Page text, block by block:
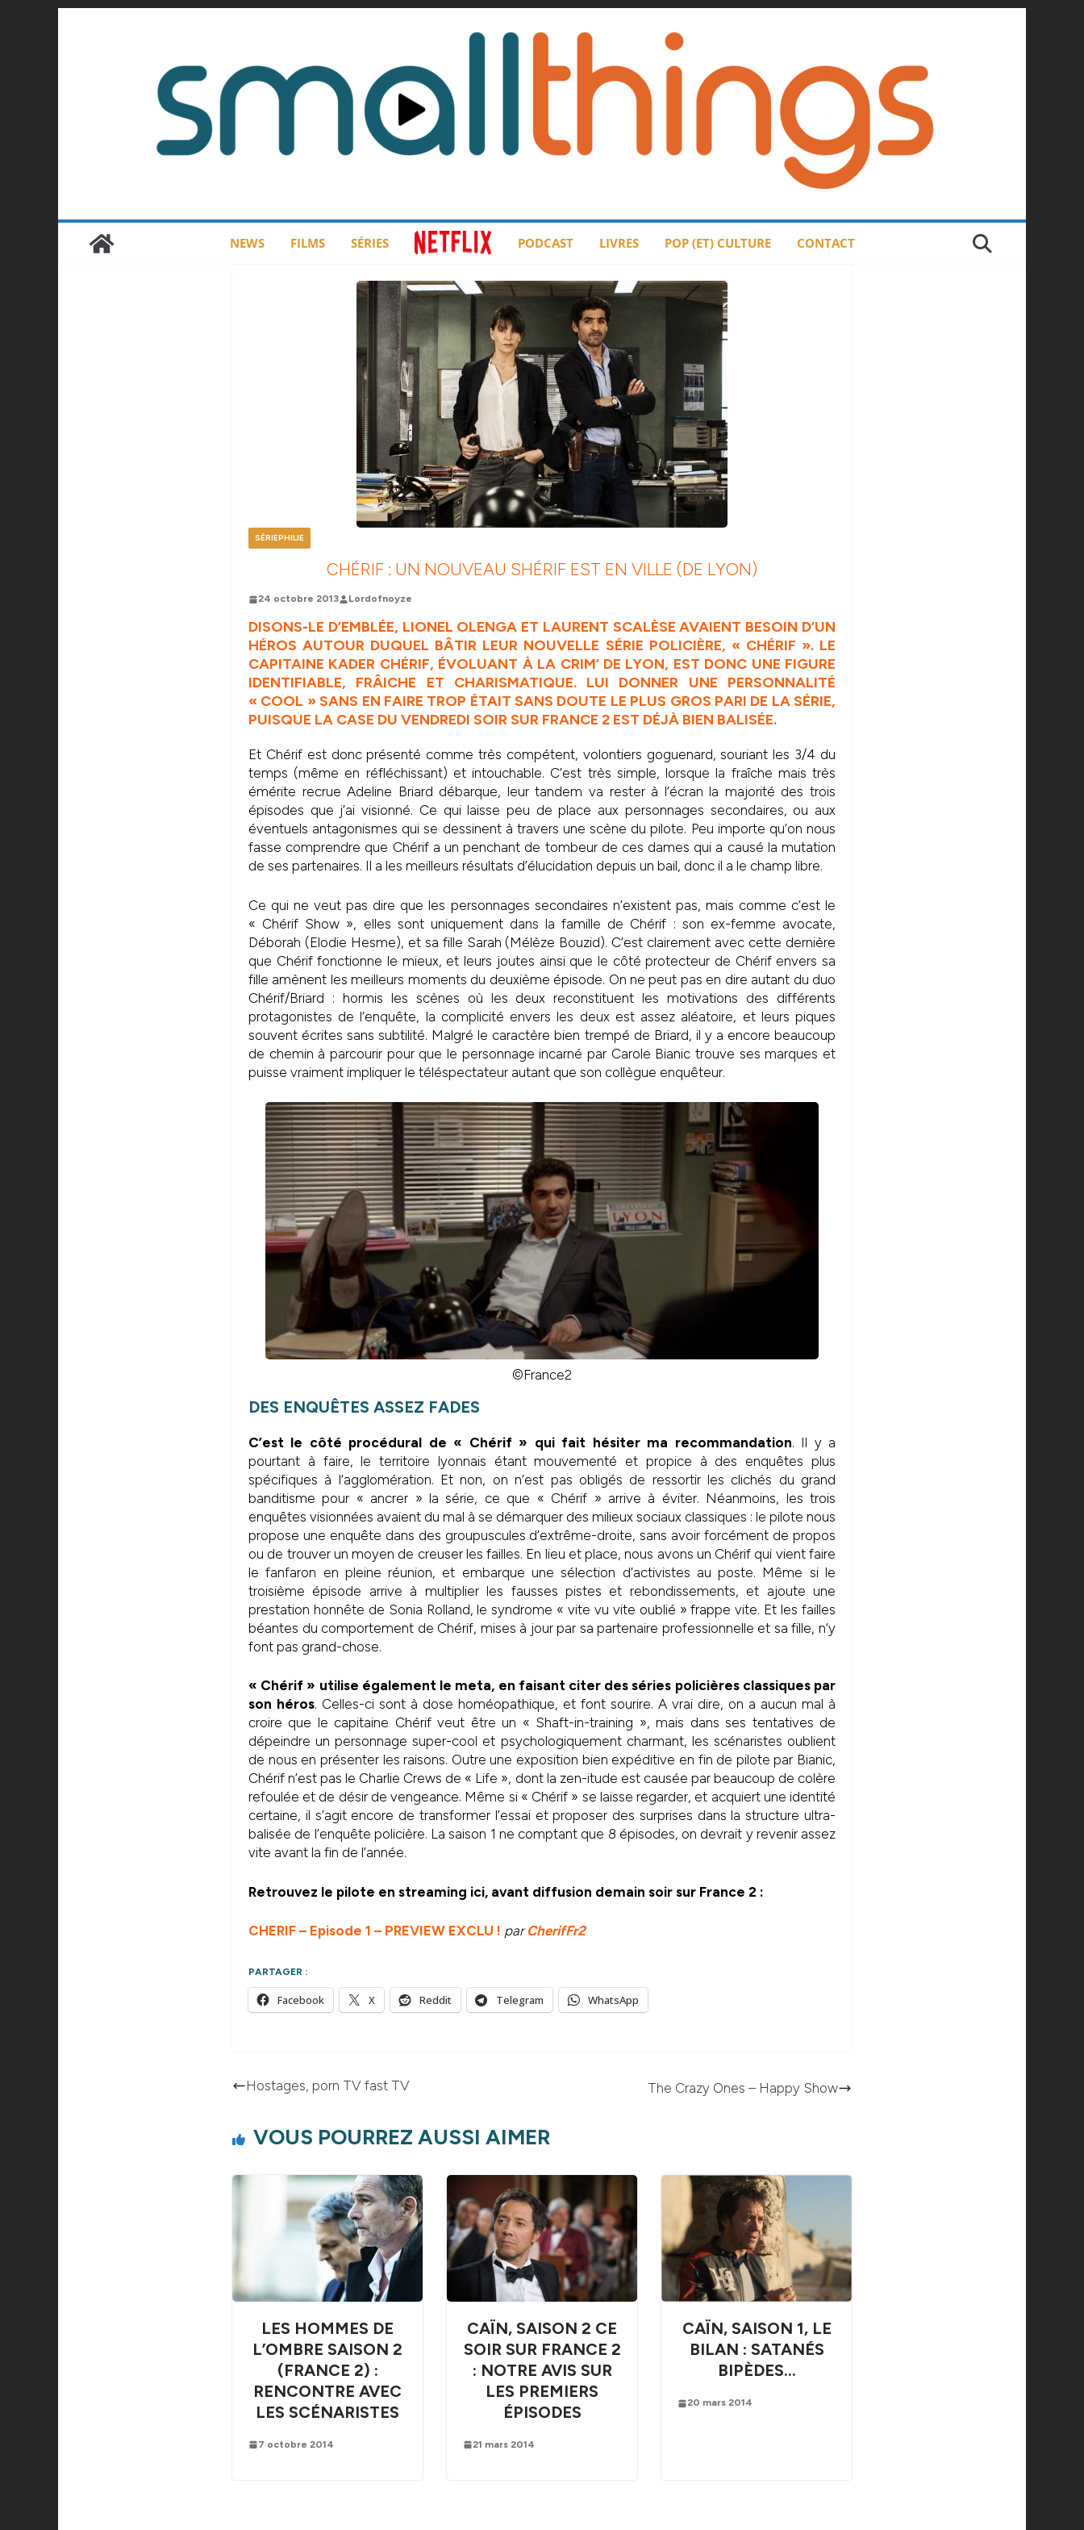
NEWS FILMS SÉRIES PODCAST LIVRES POP (ET) CULTURE CONTACT
SÉRIEPHILIE
CHÉRIF : UN NOUVEAU SHÉRIF EST EN VILLE (DE LYON)
24 octobre 2013 Lordofnoyze
DISONS-LE D’EMBLÉE, LIONEL OLENGA ET LAURENT SCALÈSE AVAIENT BESOIN D’UN
HÉROS AUTOUR DUQUEL BÂTIR LEUR NOUVELLE SÉRIE POLICIÈRE, « CHÉRIF ». LE
CAPITAINE KADER CHÉRIF, ÉVOLUANT À LA CRIM’ DE LYON, EST DONC UNE FIGURE
IDENTIFIABLE, FRÂICHE ET CHARISMATIQUE. LUI DONNER UNE PERSONNALITÉ
« COOL » SANS EN FAIRE TROP ÉTAIT SANS DOUTE LE PLUS GROS PARI DE LA SÉRIE,
PUISQUE LA CASE DU VENDREDI SOIR SUR FRANCE 2 EST DÉJÀ BIEN BALISÉE.
Et Chérif est donc présenté comme très compétent, volontiers goguenard, souriant les 3/4 du
temps (même en réfléchissant) et intouchable. C’est très simple, lorsque la fraîche mais très
émérite recrue Adeline Briard débarque, leur tandem va rester à l’écran la majorité des trois
épisodes que j’ai visionné. Ce qui laisse peu de place aux personnages secondaires, ou aux
éventuels antagonismes qui se dessinent à travers une scène du pilote. Peu importe qu’on nous
fasse comprendre que Chérif a un penchant de tombeur de ces dames qui a causé la mutation
de ses partenaires. Il a les meilleurs résultats d’élucidation depuis un bail, donc il a le champ libre.
Ce qui ne veut pas dire que les personnages secondaires n’existent pas, mais comme c’est le
« Chérif Show », elles sont uniquement dans la famille de Chérif : son ex-femme avocate,
Déborah (Elodie Hesme), et sa fille Sarah (Mélèze Bouzid). C’est clairement avec cette dernière
que Chérif fonctionne le mieux, et leurs joutes ainsi que le côté protecteur de Chérif envers sa
fille amènent les meilleurs moments du deuxième épisode. On ne peut pas en dire autant du duo
Chérif/Briard : hormis les scènes où les deux reconstituent les motivations des différents
protagonistes de l’enquête, la complicité envers les deux est assez aléatoire, et leurs piques
souvent écrites sans subtilité. Malgré le caractère bien trempé de Briard, il y a encore beaucoup
de chemin à parcourir pour que le personnage incarné par Carole Bianic trouve ses marques et
puisse vraiment impliquer le téléspectateur autant que son collègue enquêteur.
©France2
DES ENQUÊTES ASSEZ FADES
C’est le côté procédural de « Chérif » qui fait hésiter ma recommandation. Il y a
pourtant à faire, le territoire lyonnais étant mouvementé et propice à des enquêtes plus
spécifiques à l’agglomération. Et non, on n’est pas obligés de ressortir les clichés du grand
banditisme pour « ancrer » la série, ce que « Chérif » arrive à éviter. Néanmoins, les trois
enquêtes visionnées avaient du mal à se démarquer des milieux sociaux classiques : le pilote nous
propose une enquête dans des groupuscules d’extrême-droite, sans avoir forcément de propos
ou de trouver un moyen de creuser les failles. En lieu et place, nous avons un Chérif qui vient faire
le fanfaron en pleine réunion, et embarque une sélection d’activistes au poste. Même si le
troisième épisode arrive à multiplier les fausses pistes et rebondissements, et ajoute une
prestation honnête de Sonia Rolland, le syndrome « vite vu vite oublié » frappe vite. Et les failles
béantes du comportement de Chérif, mises à jour par sa partenaire professionnelle et sa fille, n’y
font pas grand-chose.
« Chérif » utilise également le meta, en faisant citer des séries policières classiques par
son héros. Celles-ci sont à dose homéopathique, et font sourire. A vrai dire, on a aucun mal à
croire que le capitaine Chérif veut être un « Shaft-in-training », mais dans ses tentatives de
dépeindre un personnage super-cool et psychologiquement charmant, les scénaristes oublient
de nous en présenter les raisons. Outre une exposition bien expéditive en fin de pilote par Bianic,
Chérif n’est pas le Charlie Crews de « Life », dont la zen-itude est causée par beaucoup de colère
refoulée et de désir de vengeance. Même si « Chérif » se laisse regarder, et acquiert une identité
certaine, il s’agit encore de transformer l’essai et proposer des surprises dans la structure ultra-
balisée de l’enquête policière. La saison 1 ne comptant que 8 épisodes, on devrait y revenir assez
vite avant la fin de l’année.
Retrouvez le pilote en streaming ici, avant diffusion demain soir sur France 2 :
CHERIF – Episode 1 – PREVIEW EXCLU ! parCherifFr2
PARTAGER :
Facebook X Reddit Telegram WhatsApp
Hostages, porn TV fast TV The Crazy Ones – Happy Show
VOUS POURREZ AUSSI AIMER
LES HOMMES DE
L’OMBRE SAISON 2
(FRANCE 2) :
RENCONTRE AVEC
LES SCÉNARISTES
7 octobre 2014
CAÏN, SAISON 2 CE
SOIR SUR FRANCE 2
: NOTRE AVIS SUR
LES PREMIERS
ÉPISODES
21 mars 2014
CAÏN, SAISON 1, LE
BILAN : SATANÉS
BIPÈDES…
20 mars 2014